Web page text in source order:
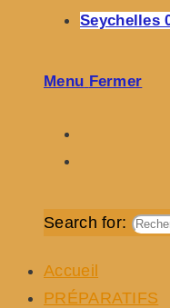
Seychelles
Menu Fermer
Search for:
Accueil
PRÉPARATIFS